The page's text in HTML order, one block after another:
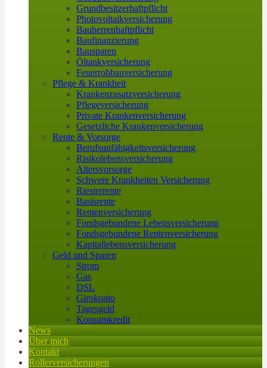
Grundbesitzerhaftpflicht
Photovoltaikversicherung
Bauherrenhaftpflicht
Baufinanzierung
Bausparen
Öltankversicherung
Feuerrohbauversicherung
Pflege & Krankheit
Krankenzusatzversicherung
Pflegeversicherung
Private Krankenversicherung
Gesetzliche Krankenversicherung
Rente & Vorsorge
Berufs­unfähigkeitsversicherung
Risikolebensversicherung
Altersvorsorge
Schwere Krankheiten Versicherung
Riesterrente
Basisrente
Rentenversicherung
Fondsgebundene Lebensversicherung
Fondsgebundene Rentenversicherung
Kapitallebensversicherung
Geld und Sparen
Strom
Gas
DSL
Girokonto
Tagesgeld
Konsumkredit
News
Über mich
Kontakt
Rollerversicherungen